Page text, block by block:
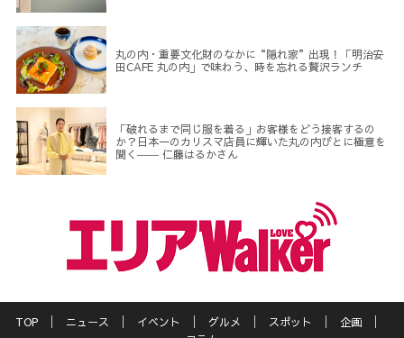
丸の内・重要文化財のなかに“隠れ家”出現！「明治安
田CAFE 丸の内」で味わう、時を忘れる贅沢ランチ
「破れるまで同じ服を着る」お客様をどう接客するの
か？日本一のカリスマ店員に輝いた丸の内びとに極意を
聞く―― 仁藤はるかさん
TOP ニュース イベント グルメ スポット
企画